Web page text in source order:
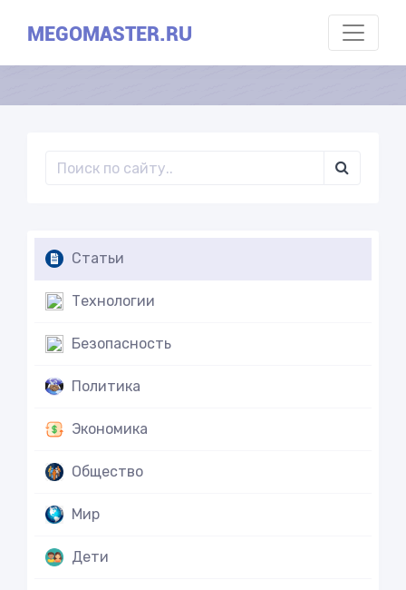
MEGOMASTER.RU
Статьи
Технологии
Безопасность
Политика
Экономика
Общество
Мир
Дети